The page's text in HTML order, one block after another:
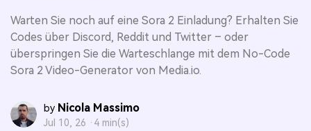
Warten Sie noch auf eine Sora 2 Einladung? Erhalten Sie
Codes über Discord, Reddit und Twitter – oder
überspringen Sie die Warteschlange mit dem No-Code
Sora 2 Video-Generator von Media.io.
by Nicola Massimo
Jul 10, 26 · 4 min(s)